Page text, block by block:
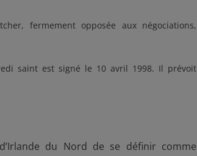
fermement opposée aux négociations,
saint est signé le 10 avril 1998. Il prévoit
du Nord de se définir comme